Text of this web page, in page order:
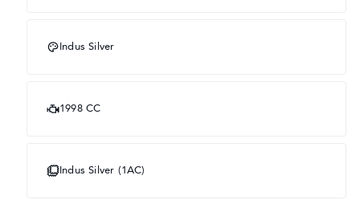
Indus Silver
1998 CC
Indus Silver (1AC)